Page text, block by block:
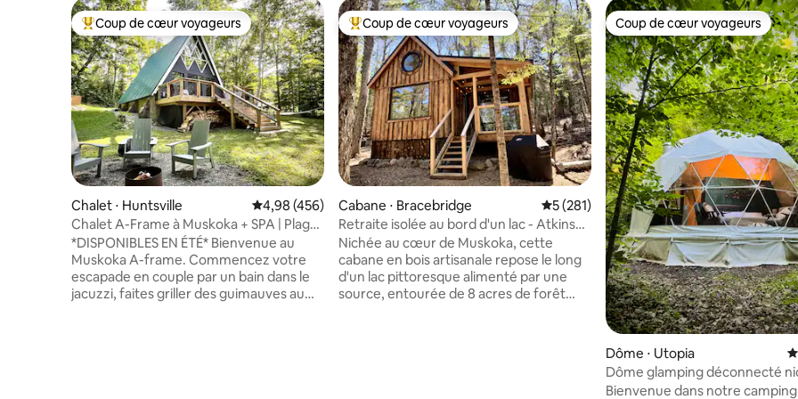
Coups de cœur voyageurs les plus appréciés
Coup de cœur voyageurs
Chalet ⋅ Huntsville Évaluation moyenne sur la base de 456 commentaires : 4,98 sur 5
4,98 (456)
Chalet A-Frame à Muskoka + SPA | Plage,
kayak, Arrowhead
*DISPONIBLES EN ÉTÉ* Bienvenue au
Muskoka A-frame. Commencez votre
escapade en couple par un bain dans le
jacuzzi, faites griller des guimauves au
Coups de cœur voyageurs les plus appréciés
Coup de cœur voyageurs
Cabane ⋅ Bracebridge Évaluation moyenne sur la base de 281
5 (281)
Retraite isolée au bord d'un lac - Atkins
Hideaway
Nichée au cœur de Muskoka, cette
cabane en bois artisanale repose le long
d'un lac pittoresque alimenté par une
source, entourée de 8 acres de forêt
Coup de cœur voyageurs
Coup de cœur voyageurs
Dôme ⋅ Utopia
Dôme glamping déconnecté
les bois
Bienvenue dans notre